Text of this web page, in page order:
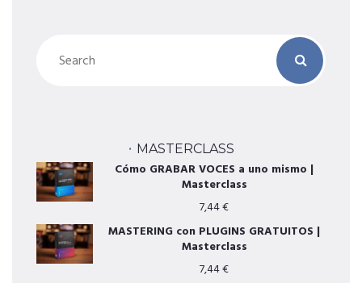
MASTERCLASS
Cómo GRABAR VOCES a uno mismo |
Masterclass
7,44€
MASTERING con PLUGINS GRATUITOS |
Masterclass
7,44€